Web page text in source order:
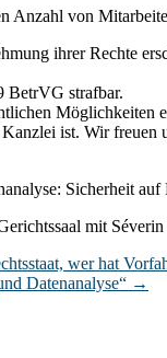
Anzahl von
ihrer Rechte
BetrVG strafbar.
ist. Wir freuen
Sicherheit
mit Séverin
wer hat
Datenanalyse“ →